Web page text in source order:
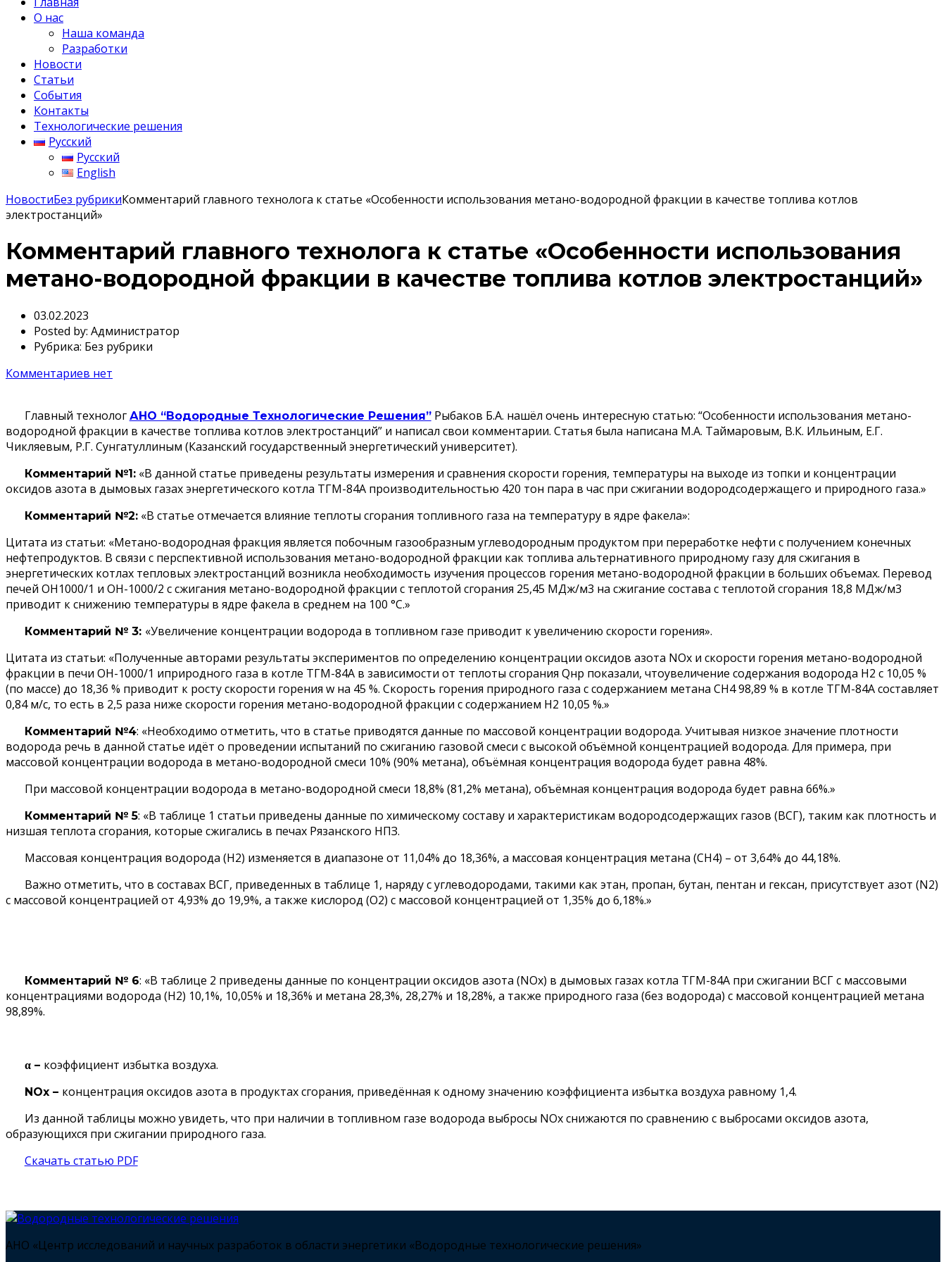
О нас
Наша команда
Разработки
Новости
Статьи
События
Контакты
Технологические решения
Русский
Русский
English
НовостиБез рубрикиКомментарий главного технолога к статье «Особенности использования метано-водородной фракции в качестве топлива котлов
электростанций»
Комментарий главного технолога к статье «Особенности использования
метано-водородной фракции в качестве топлива котлов электростанций»
03.02.2023
Posted by: Администратор
Рубрика: Без рубрики
Комментариев нет
Главный технолог АНО “Водородные Технологические Решения”Рыбаков Б.А. нашёл очень интересную статью: “Особенности использования метано-
водородной фракции в качестве топлива котлов электростанций” и написал свои комментарии. Статья была написана М.А. Таймаровым, В.К. Ильиным, Е.Г.
Чикляевым, Р.Г. Сунгатуллиным (Казанский государственный энергетический университет).
Комментарий №1:«В данной статье приведены результаты измерения и сравнения скорости горения, температуры на выходе из топки и концентрации
оксидов азота в дымовых газах энергетического котла ТГМ-84А производительностью 420 тон пара в час при сжигании водородсодержащего и природного газа.»
Комментарий №2:«В статье отмечается влияние теплоты сгорания топливного газа на температуру в ядре факела»:
Цитата из статьи: «Метано-водородная фракция является побочным газообразным углеводородным продуктом при переработке нефти с получением конечных
нефтепродуктов. В связи с перспективной использования метано-водородной фракции как топлива альтернативного природному газу для сжигания в
энергетических котлах тепловых электростанций возникла необходимость изучения процессов горения метано-водородной фракции в больших объемах. Перевод
печей ОН1000/1 и ОН-1000/2 с сжигания метано-водородной фракции с теплотой сгорания 25,45 МДж/м3 на сжигание состава с теплотой сгорания 18,8 МДж/м3
приводит к снижению температуры в ядре факела в среднем на 100 °С.»
Комментарий № 3: «Увеличение концентрации водорода в топливном газе приводит к увеличению скорости горения».
Цитата из статьи: «Полученные авторами результаты экспериментов по определению концентрации оксидов азота NOx и скорости горения метано-водородной
фракции в печи ОН-1000/1 иприродного газа в котле ТГМ-84А в зависимости от теплоты сгорания Qнр показали, чтоувеличение содержания водорода Н2 с 10,05 %
(по массе) до 18,36 % приводит к росту скорости горения w на 45 %. Скорость горения природного газа с содержанием метана СН4 98,89 % в котле ТГМ-84А составляет
0,84 м/с, то есть в 2,5 раза ниже скорости горения метано-водородной фракции с содержанием Н2 10,05 %.»
Комментарий №4: «Необходимо отметить, что в статье приводятся данные по массовой концентрации водорода. Учитывая низкое значение плотности
водорода речь в данной статье идёт о проведении испытаний по сжиганию газовой смеси с высокой объёмной концентрацией водорода. Для примера, при
массовой концентрации водорода в метано-водородной смеси 10% (90% метана), объёмная концентрация водорода будет равна 48%.
При массовой концентрации водорода в метано-водородной смеси 18,8% (81,2% метана), объёмная концентрация водорода будет равна 66%.»
Комментарий № 5: «В таблице 1 статьи приведены данные по химическому составу и характеристикам водородсодержащих газов (ВСГ), таким как плотность и
низшая теплота сгорания, которые сжигались в печах Рязанского НПЗ.
Массовая концентрация водорода (Н2) изменяется в диапазоне от 11,04% до 18,36%, а массовая концентрация метана (СН4) – от 3,64% до 44,18%.
Важно отметить, что в составах ВСГ, приведенных в таблице 1, наряду с углеводородами, такими как этан, пропан, бутан, пентан и гексан, присутствует азот (N2)
с массовой концентрацией от 4,93% до 19,9%, а также кислород (O2) с массовой концентрацией от 1,35% до 6,18%.»
Комментарий № 6: «В таблице 2 приведены данные по концентрации оксидов азота (NOx) в дымовых газах котла ТГМ-84А при сжигании ВСГ с массовыми
концентрациями водорода (Н2) 10,1%, 10,05% и 18,36% и метана 28,3%, 28,27% и 18,28%, а также природного газа (без водорода) с массовой концентрацией метана
98,89%.
α – коэффициент избытка воздуха.
NOx – концентрация оксидов азота в продуктах сгорания, приведённая к одному значению коэффициента избытка воздуха равному 1,4.
Из данной таблицы можно увидеть, что при наличии в топливном газе водорода выбросы NOx снижаются по сравнению с выбросами оксидов азота,
образующихся при сжигании природного газа.
Скачать статью PDF
АНО «Центр исследований и научных разработок в области энергетики «Водородные технологические решения»